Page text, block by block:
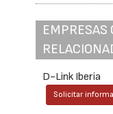
EMPRESAS
D-Link Iberia
Solicitar